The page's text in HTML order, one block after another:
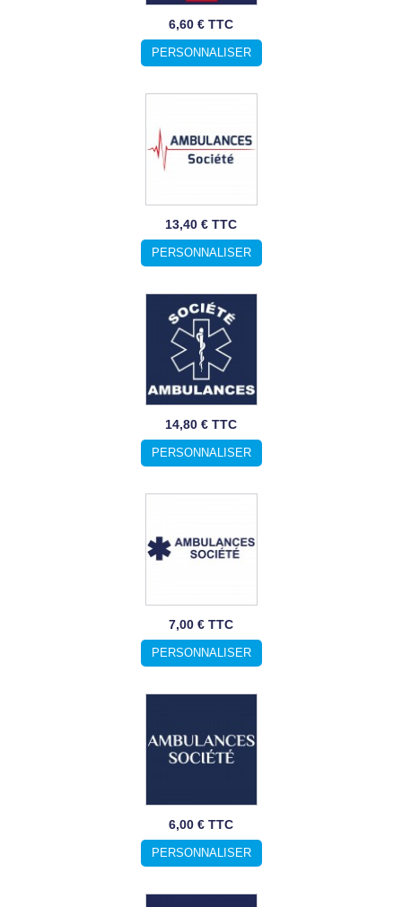
6,60 € TTC
PERSONNALISER
13,40 € TTC
PERSONNALISER
14,80 € TTC
PERSONNALISER
7,00 € TTC
PERSONNALISER
6,00 € TTC
PERSONNALISER